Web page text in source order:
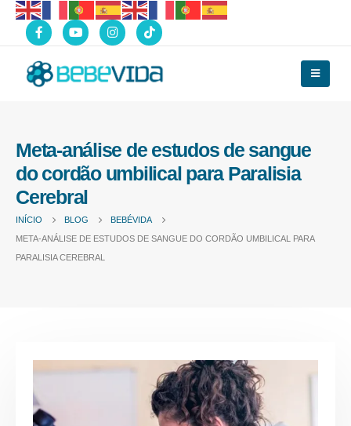
Meta-análise de estudos de sangue
do cordão umbilical para Paralisia
Cerebral
INÍCIO BLOG
BEBÉVIDA
META-ANÁLISE DE ESTUDOS DE SANGUE DO CORDÃO UMBILICAL PARA
PARALISIA CEREBRAL